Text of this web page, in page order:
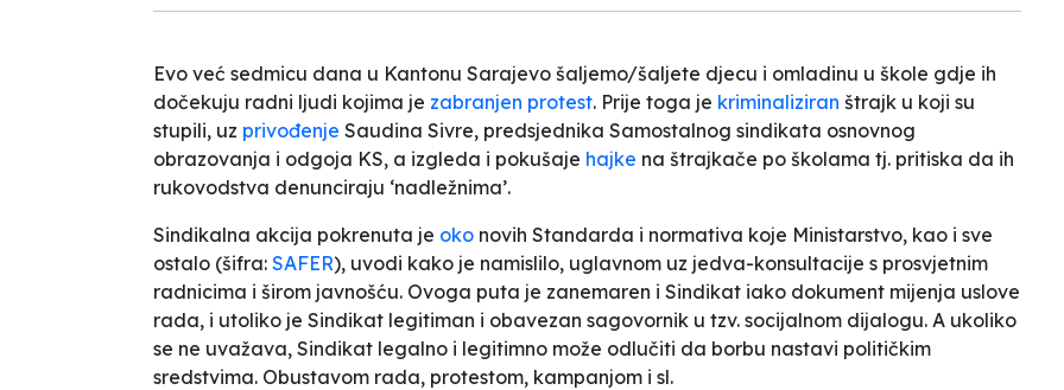
Evo već sedmicu dana u Kantonu Sarajevo šaljemo/šaljete djecu i omladinu u škole gdje ih
dočekuju radni ljudi kojima je zabranjen protest. Prije toga je kriminaliziran štrajk u koji su
stupili, uz privođenje Saudina Sivre, predsjednika Samostalnog sindikata osnovnog
obrazovanja i odgoja KS, a izgleda i pokušaje hajke na štrajkače po školama tj. pritiska da ih
rukovodstva denunciraju ‘nadležnima’.
Sindikalna akcija pokrenuta je oko novih Standarda i normativa koje Ministarstvo, kao i sve
ostalo (šifra: SAFER), uvodi kako je namislilo, uglavnom uz jedva-konsultacije s prosvjetnim
radnicima i širom javnošću. Ovoga puta je zanemaren i Sindikat iako dokument mijenja uslove
rada, i utoliko je Sindikat legitiman i obavezan sagovornik u tzv. socijalnom dijalogu. A ukoliko
se ne uvažava, Sindikat legalno i legitimno može odlučiti da borbu nastavi političkim
sredstvima. Obustavom rada, protestom, kampanjom i sl.